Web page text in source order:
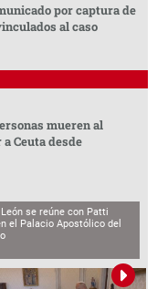
por captura de
al caso
mueren al
Ceuta desde
León se reúne con Patti
el Palacio Apostólico del